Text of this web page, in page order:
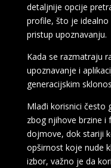
detaljnije opcije
profile, što je
pristup upoznavanju.
Kada se razmatraju
upoznavanje i
generacijskim
Mlađi korisnici često
zbog njihove brzine i
dojmove, dok stariji
opširnost koje nude
izbor, važno je da